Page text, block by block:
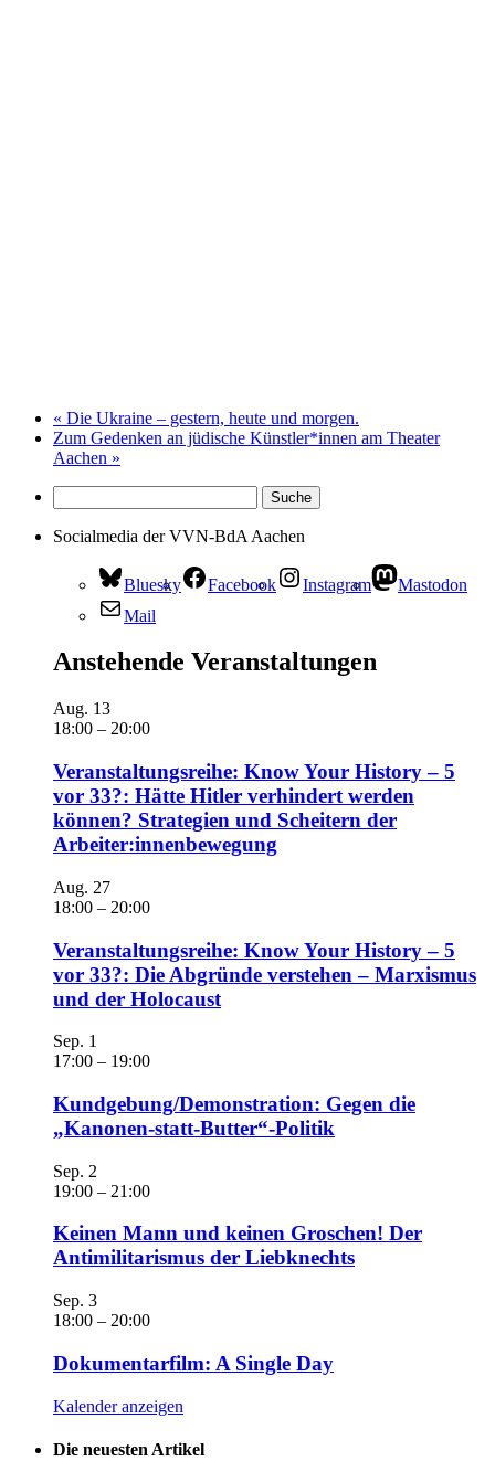
« Die Ukraine – gestern, heute und morgen.
Zum Gedenken an jüdische Künstler*innen am Theater
Aachen »
Socialmedia der VVN-BdA Aachen
Bluesky Facebook Instagram
Mastodon
Mail
Anstehende Veranstaltungen
Aug. 13
18:00 – 20:00
Veranstaltungsreihe: Know Your History – 5
vor 33?: Hätte Hitler verhindert werden
können? Strategien und Scheitern der
Arbeiter:innenbewegung
Aug. 27
18:00 – 20:00
Veranstaltungsreihe: Know Your History – 5
vor 33?: Die Abgründe verstehen – Marxismus
und der Holocaust
Sep. 1
17:00 – 19:00
Kundgebung/Demonstration: Gegen die
„Kanonen-statt-Butter“-Politik
Sep. 2
19:00 – 21:00
Keinen Mann und keinen Groschen! Der
Antimilitarismus der Liebknechts
Sep. 3
18:00 – 20:00
Dokumentarfilm: A Single Day
Kalender anzeigen
Die neuesten Artikel